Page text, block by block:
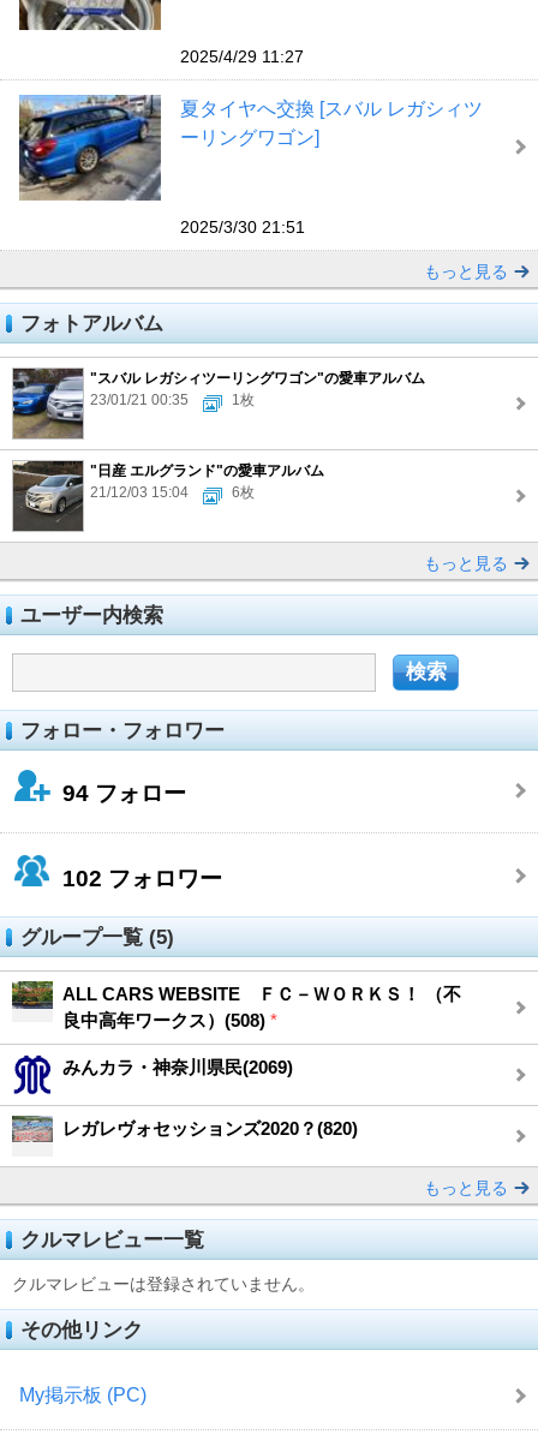
2025/4/29 11:27
夏タイヤへ交換 [スバル レガシィツ
ーリングワゴン]
2025/3/30 21:51
もっと見る
フォトアルバム
"スバル レガシィツーリングワゴン"の愛車アルバム
23/01/21 00:35
1枚
"日産 エルグランド"の愛車アルバム
21/12/03 15:04
6枚
もっと見る
ユーザー内検索
フォロー・フォロワー
94 フォロー
102 フォロワー
グループ一覧 (5)
ALL CARS WEBSITE ＦＣ－ＷＯＲＫＳ！ （不
良中高年ワークス）(508) *
みんカラ・神奈川県民(2069)
レガレヴォセッションズ2020？(820)
もっと見る
クルマレビュー一覧
クルマレビューは登録されていません。
その他リンク
My掲示板 (PC)